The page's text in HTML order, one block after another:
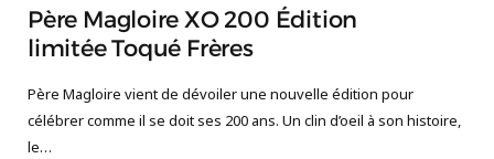
Père Magloire XO 200 Édition
limitée Toqué Frères
Père Magloire vient de dévoiler une nouvelle édition pour
célébrer comme il se doit ses 200 ans. Un clin d’oeil à son histoire,
le…